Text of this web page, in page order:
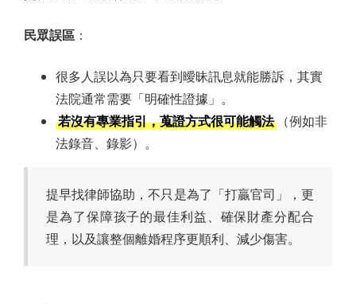
民眾誤區 ：
很多人誤以為只要看到曖昧訊息就能勝訴，其實
法院通常需要「明確性證據」。
若沒有專業指引，蒐證方式很可能觸法 （例如非
法錄音、錄影）。
提早找律師協助，不只是為了「打贏官司」，更
是為了保障孩子的最佳利益、確保財產分配合
理，以及讓整個離婚程序更順利、減少傷害。